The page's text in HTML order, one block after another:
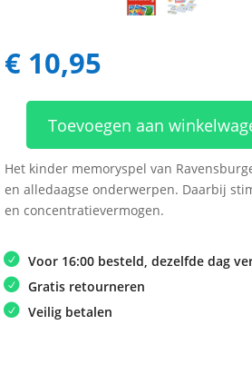
€ 10,95
aantal
Toevoegen aan
Het kinder memoryspel van
en alledaagse onderwerpen. Daarbij
en concentratievermogen.
Voor 16:00 besteld, dezelfde dag
Gratis retourneren
Veilig betalen